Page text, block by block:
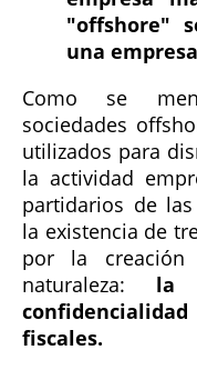
"offshore"
una
Como se
sociedades
utilizados para
la actividad
partidarios de
la existencia de
por la
naturaleza: la
fiscales.